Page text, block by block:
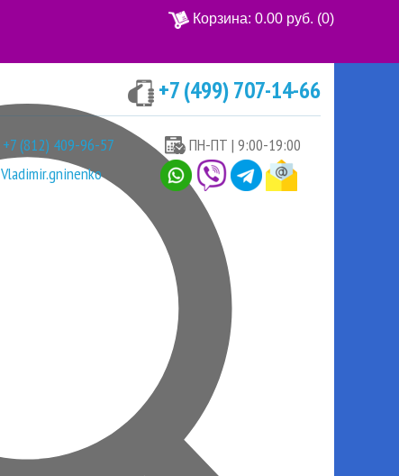
Корзина: 0.00 руб. (0)
+7 (499) 707-14-66
+7 (812) 409-96-57 ПН-ПТ | 9:00-19:00
Vladimir.gninenko